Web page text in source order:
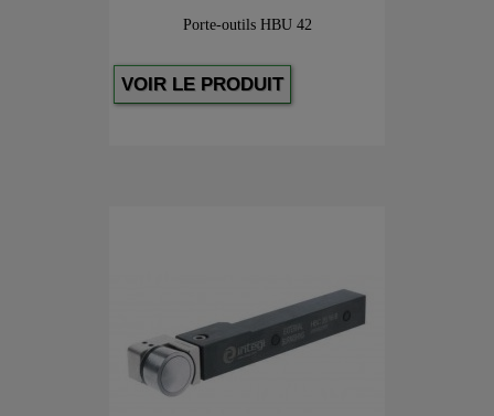
Porte-outils HBU 42
VOIR LE PRODUIT